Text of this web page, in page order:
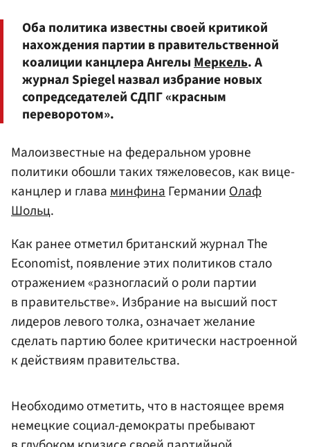
Оба политика известны своей критикой
нахождения партии в правительственной
коалиции канцлера АнгелыМеркель. А
журнал Spiegel назвал избрание новых
сопредседателей СДПГ «красным
переворотом».
Малоизвестные на федеральном уровне
политики обошли таких тяжеловесов, как вице-
канцлер и главаминфинаГерманииОлаф
Шольц.
Как ранее отметил британский журнал The
Economist, появление этих политиков стало
отражением «разногласий о роли партии
в правительстве». Избрание на высший пост
лидеров левого толка, означает желание
сделать партию более критически настроенной
к действиям правительства.
Необходимо отметить, что в настоящее время
немецкие социал-демократы пребывают